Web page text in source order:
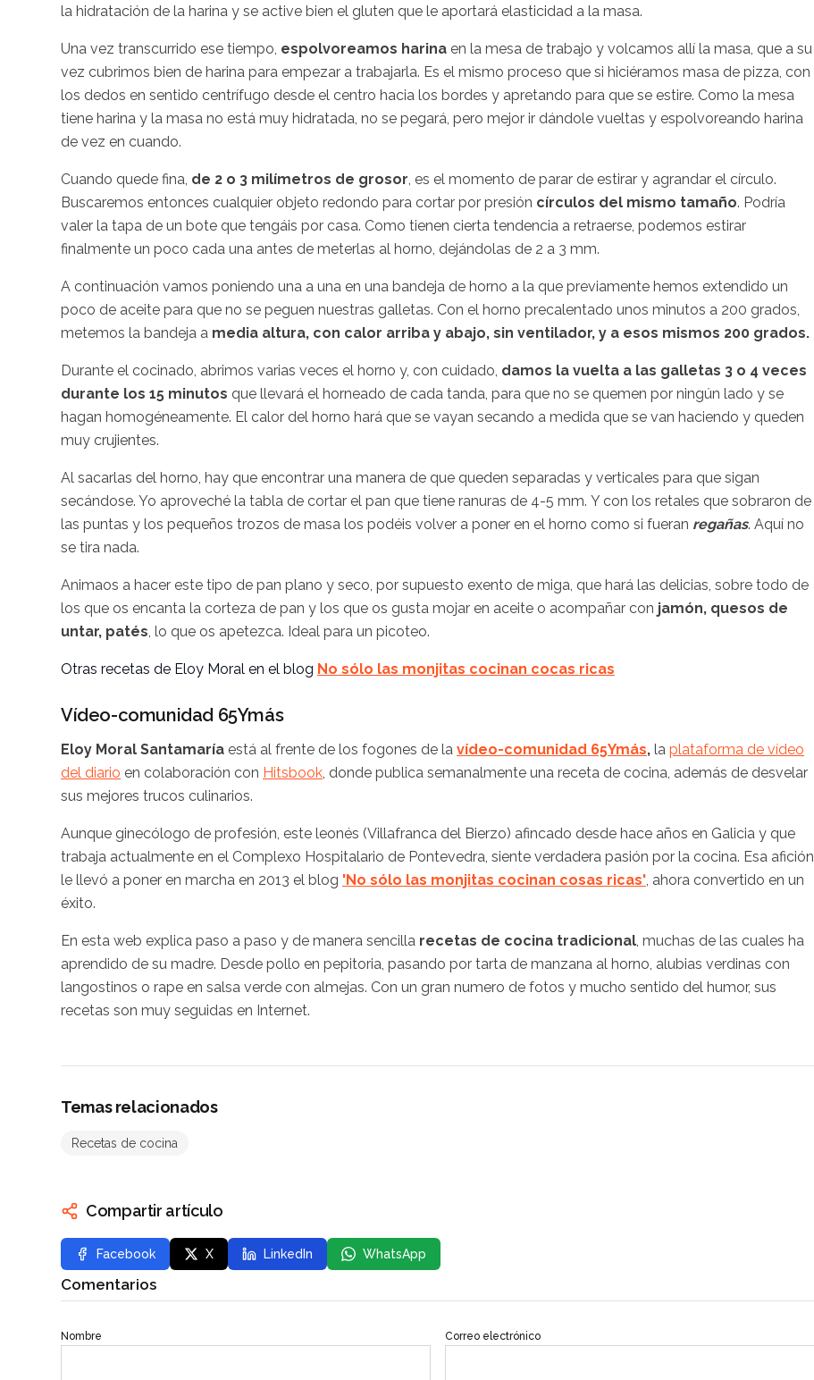
la hidratación de la harina y se active bien el gluten que le aportará elasticidad a la masa.
Una vez transcurrido ese tiempo, espolvoreamos harina en la mesa de trabajo y volcamos allí la masa, que a su
vez cubrimos bien de harina para empezar a trabajarla. Es el mismo proceso que si hiciéramos masa de pizza, con
los dedos en sentido centrífugo desde el centro hacia los bordes y apretando para que se estire. Como la mesa
tiene harina y la masa no está muy hidratada, no se pegará, pero mejor ir dándole vueltas y espolvoreando harina
de vez en cuando.
Cuando quede fina, de 2 o 3 milímetros de grosor , es el momento de parar de estirar y agrandar el círculo.
Buscaremos entonces cualquier objeto redondo para cortar por presión círculos del mismo tamaño. Podría
valer la tapa de un bote que tengáis por casa. Como tienen cierta tendencia a retraerse, podemos estirar
finalmente un poco cada una antes de meterlas al horno, dejándolas de 2 a 3 mm.
A continuación vamos poniendo una a una en una bandeja de horno a la que previamente hemos extendido un
poco de aceite para que no se peguen nuestras galletas. Con el horno precalentado unos minutos a 200 grados,
metemos la bandeja a media altura, con calor arriba y abajo, sin ventilador, y a esos mismos 200 grados.
Durante el cocinado, abrimos varias veces el horno y, con cuidado, damos la vuelta a las galletas 3 o 4 veces
durante los 15 minutos que llevará el horneado de cada tanda, para que no se quemen por ningún lado y se
hagan homogéneamente. El calor del horno hará que se vayan secando a medida que se van haciendo y queden
muy crujientes.
Al sacarlas del horno, hay que encontrar una manera de que queden separadas y verticales para que sigan
secándose. Yo aproveché la tabla de cortar el pan que tiene ranuras de 4-5 mm. Y con los retales que sobraron de
las puntas y los pequeños trozos de masa los podéis volver a poner en el horno como si fueran regañas. Aquí no
se tira nada.
Animaos a hacer este tipo de pan plano y seco, por supuesto exento de miga, que hará las delicias, sobre todo de
los que os encanta la corteza de pan y los que os gusta mojar en aceite o acompañar con jamón, quesos de
untar, patés , lo que os apetezca. Ideal para un picoteo.
Otras recetas de Eloy Moral en el blog No sólo las monjitas cocinan cocas ricas
Vídeo-comunidad 65Ymás
Eloy Moral Santamaría está al frente de los fogones de la vídeo-comunidad 65Ymás, la plataforma de vídeo
del diario en colaboración con Hitsbook , donde publica semanalmente una receta de cocina, además de desvelar
sus mejores trucos culinarios.
Aunque ginecólogo de profesión, este leonés (Villafranca del Bierzo) afincado desde hace años en Galicia y que
trabaja actualmente en el Complexo Hospitalario de Pontevedra, siente verdadera pasión por la cocina. Esa afición
le llevó a poner en marcha en 2013 el blog 'No sólo las monjitas cocinan cosas ricas' , ahora convertido en un
éxito.
En esta web explica paso a paso y de manera sencilla recetas de cocina tradicional , muchas de las cuales ha
aprendido de su madre. Desde pollo en pepitoria, pasando por tarta de manzana al horno, alubias verdinas con
langostinos o rape en salsa verde con almejas. Con un gran numero de fotos y mucho sentido del humor, sus
recetas son muy seguidas en Internet.
Temas relacionados
Recetas de cocina
Compartir artículo
Facebook X LinkedIn WhatsApp
Comentarios
Nombre Correo electrónico